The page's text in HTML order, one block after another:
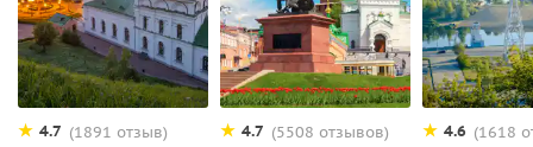
4.7 (1891 отзыв) 4.7 (5508 отзывов) 4.6 (1618